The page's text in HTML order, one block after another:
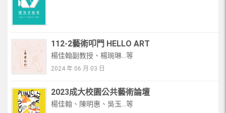
112-2藝術叩門 HELLO ART
楊佳翰副教授、楊琬琳...等
2024 年 06 月 03 日
2023成大校園公共藝術論壇
楊佳翰、陳明惠、吳玉...等